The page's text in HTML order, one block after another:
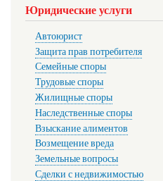
Юридические услуги
Автоюрист
Защита прав потребителя
Семейные споры
Трудовые споры
Жилищные споры
Наследственные споры
Взыскание алиментов
Возмещение вреда
Земельные вопросы
Сделки с недвижимостью